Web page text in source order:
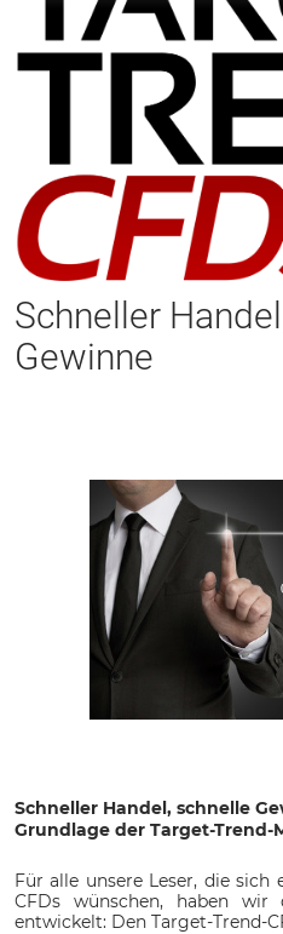
Schneller
Gewinne
Schneller Handel, schnelle
Grundlage der Target-Trend-
Für alle unsere Leser, die sich
CFDs wünschen, haben wir
entwickelt: Den Target-Trend-